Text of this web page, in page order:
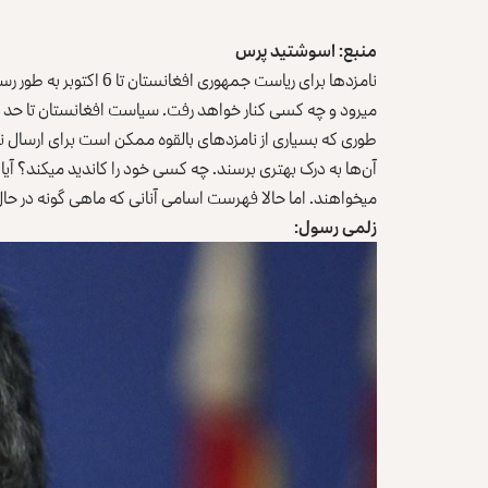
منبع: اسوشتید پرس
طوری که بسیاری از نامزدهای بالقوه ممکن است برای ارسال
می‎خواهند. اما حالا فهرست اسامی آنانی که ماهی گونه در حال شنا کردن به سمت انتخابات‌اند، قرار ذیل است:
زلمی رسول: